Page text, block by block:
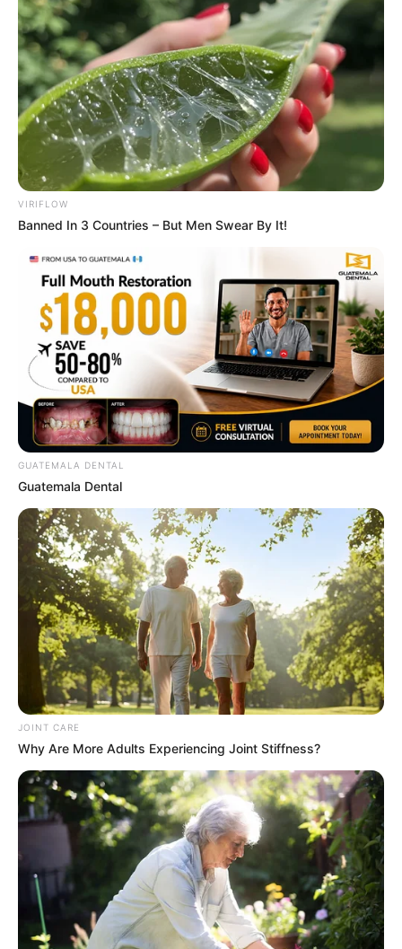
Why everything you thought you knew about water
might be wrong
CTA LOVE
The Rarest And Most Valuable Card In The Whole
World
BRAINBERRIES
Scientists Happened Upon The Most Terrifying
Discovery
BRAINBERRIES
VIRIFLOW
Banned In 3 Countries – But Men Swear By It!
GUATEMALA DENTAL
Guatemala Dental
JOINT CARE
Why Are More Adults Experiencing Joint Stiffness?